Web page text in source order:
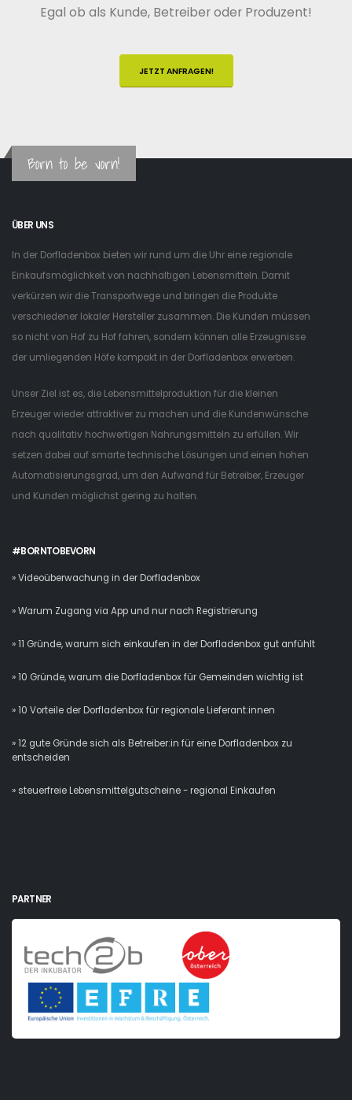
Egal ob als Kunde, Betreiber oder Produzent!
JETZT ANFRAGEN!
Born to be vorn!
ÜBER UNS
In der Dorfladenbox bieten wir rund um die Uhr eine regionale
Einkaufsmöglichkeit von nachhaltigen Lebensmitteln. Damit
verkürzen wir die Transportwege und bringen die Produkte
verschiedener lokaler Hersteller zusammen. Die Kunden müssen
so nicht von Hof zu Hof fahren, sondern können alle Erzeugnisse
der umliegenden Höfe kompakt in der Dorfladenbox erwerben.
Unser Ziel ist es, die Lebensmittelproduktion für die kleinen
Erzeuger wieder attraktiver zu machen und die Kundenwünsche
nach qualitativ hochwertigen Nahrungsmitteln zu erfüllen. Wir
setzen dabei auf smarte technische Lösungen und einen hohen
Automatisierungsgrad, um den Aufwand für Betreiber, Erzeuger
und Kunden möglichst gering zu halten.
#BORNTOBEVORN
» Videoüberwachung in der Dorfladenbox
» Warum Zugang via App und nur nach Registrierung
» 11 Gründe, warum sich einkaufen in der Dorfladenbox gut anfühlt
» 10 Gründe, warum die Dorfladenbox für Gemeinden wichtig ist
» 10 Vorteile der Dorfladenbox für regionale Lieferant:innen
» 12 gute Gründe sich als Betreiber:in für eine Dorfladenbox zu
entscheiden
» steuerfreie Lebensmittelgutscheine - regional Einkaufen
PARTNER